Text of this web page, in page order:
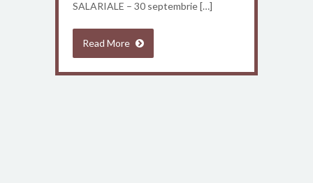
SALARIALE – 30 septembrie […]
Read More